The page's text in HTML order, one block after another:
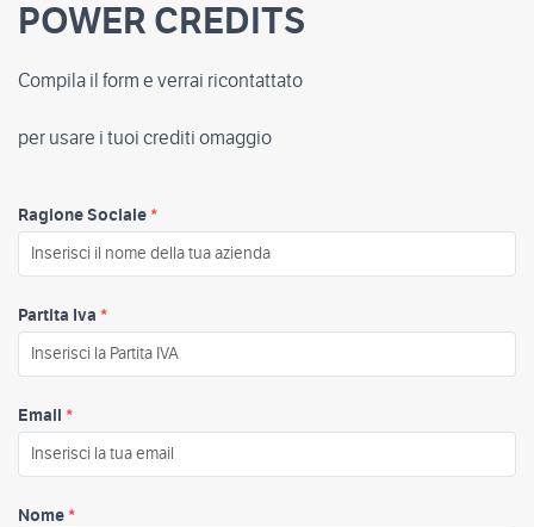
POWER CREDITS
Compila il form e verrai ricontattato
per usare i tuoi crediti omaggio
Ragione Sociale *
Partita Iva *
Email *
Nome *